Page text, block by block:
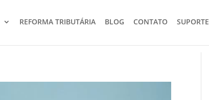
REFORMA TRIBUTÁRIA BLOG CONTATO SUPORTE